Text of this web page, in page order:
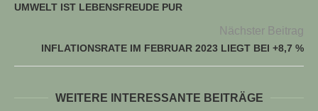
UMWELT IST LEBENSFREUDE PUR
Nächster Beitrag
INFLATIONSRATE IM FEBRUAR 2023 LIEGT BEI +8,7 %
WEITERE INTERESSANTE BEITRÄGE